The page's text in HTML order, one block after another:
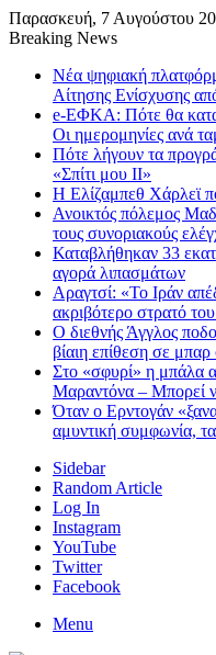
Παρασκευή, 7 Αυγούστου
Breaking News
Νέα ψηφιακή
Αίτησης Ενίσχυσης
e-ΕΦΚΑ: Πότε θα
Οι ημερομηνίες ανά
Πότε λήγουν τα
«Σπίτι μου ΙΙ»
Η Ελίζαμπεθ Χάρλεϊ
Ανοικτός πόλεμος
τους συνοριακούς
Καταβλήθηκαν 33
αγορά λιπασμάτων
Αραγτσί: «Το Ιράν
ακριβότερο στρατό
Ο διεθνής Άγγλος
βίαιη επίθεση σε
Στο «σφυρί» η μπάλα
Μαραντόνα – Μπορεί
Όταν ο Ερντογάν
αμυντική συμφωνία,
Sidebar
Random Article
Log In
Instagram
YouTube
Twitter
Facebook
Menu